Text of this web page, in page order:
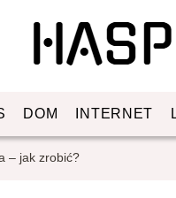
DOM INTERNET
– jak zrobić?